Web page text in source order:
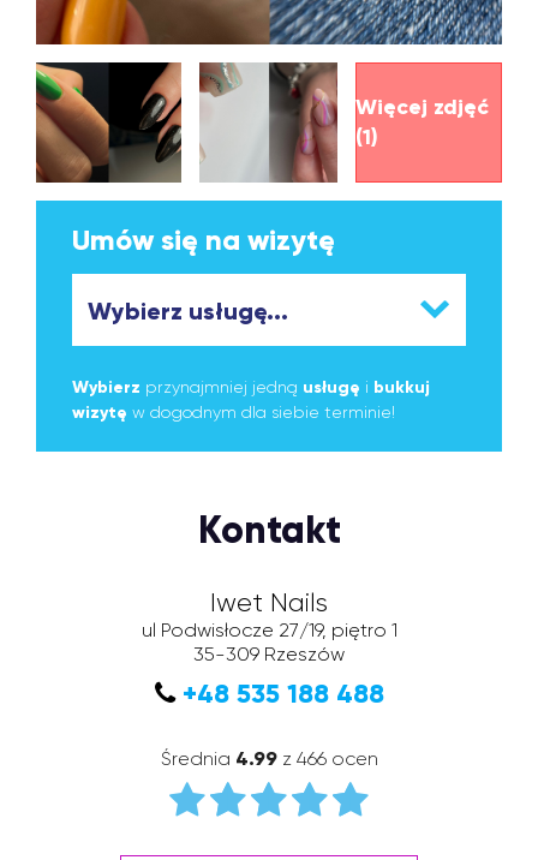
Więcej zdjęć
(1)
Umów się na wizytę
Wybierz przynajmniej jedną usługę i bukkuj
wizytę w dogodnym dla siebie terminie!
Kontakt
Iwet Nails
ul Podwisłocze 27/19, piętro 1
35-309 Rzeszów
+48 535 188 488
Średnia 4.99z 466 ocen